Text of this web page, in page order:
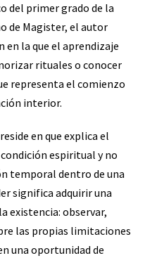
del primer grado de la
de Magister, el autor
la que el aprendizaje
rituales o conocer
representa el comienzo
interior.
en que explica el
espiritual y no
temporal dentro de una
significa adquirir una
existencia: observar,
las propias limitaciones
una oportunidad de